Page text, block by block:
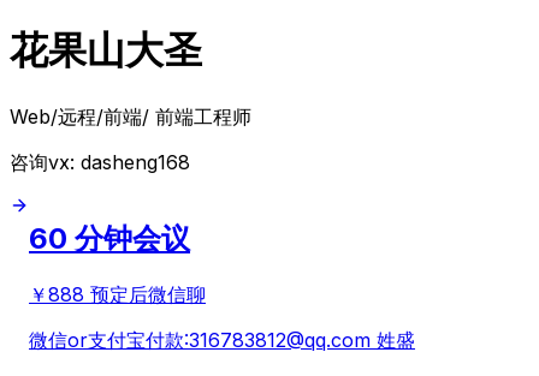
花果山大圣
Web/远程/前端/ 前端工程师
咨询vx: dasheng168
60 分钟会议
￥888 预定后微信聊
微信or支付宝付款:316783812@qq.com 姓盛